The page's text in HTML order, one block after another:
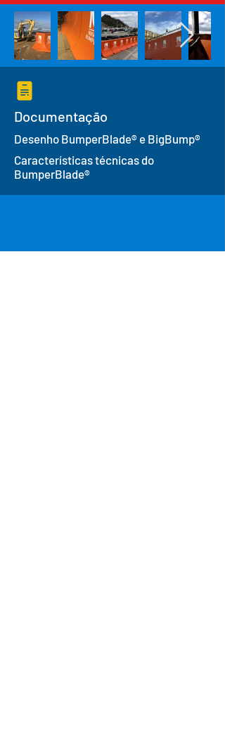
Documentação
Desenho BumperBlade® e BigBump®
Características técnicas do
BumperBlade®